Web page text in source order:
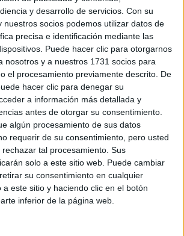
y desarrollo de servicios. Con su
nuestros socios podemos utilizar datos de
precisa e identificación mediante las
Puede hacer clic para otorgarnos
nosotros y a nuestros 1731 socios para
el procesamiento previamente descrito. De
hacer clic para denegar su
a información más detallada y
antes de otorgar su consentimiento.
algún procesamiento de sus datos
requerir de su consentimiento, pero usted
tal procesamiento. Sus
solo a este sitio web. Puede cambiar
su consentimiento en cualquier
a este sitio y haciendo clic en el botón
inferior de la página web.
provincia